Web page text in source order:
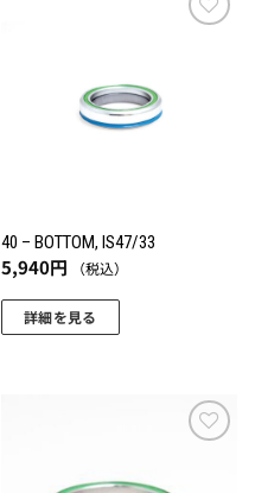
40 – BOTTOM, IS47/33
5,940円 （税込）
詳細を見る